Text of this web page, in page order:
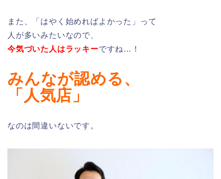
また、「はやく始めればよかった」って
人が多いみたいなので、
今気づいた人はラッキーですね…！
みんなが認める、
「人気店」
なのは間違いないです。